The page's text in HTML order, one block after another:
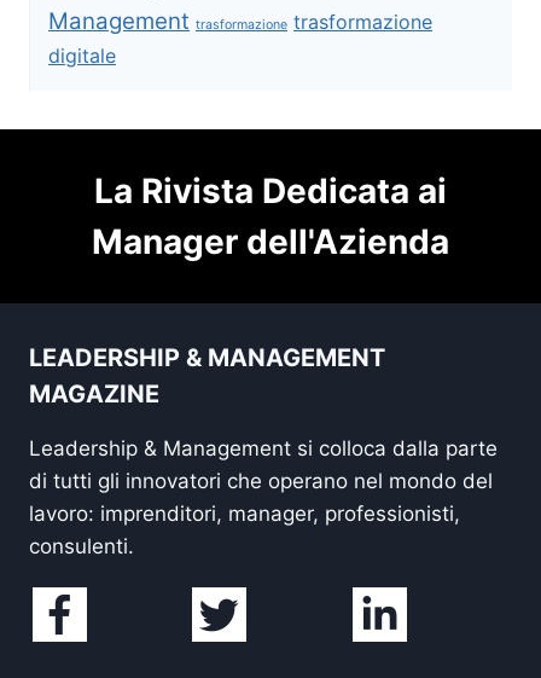
Management trasformazione trasformazione
digitale
La Rivista Dedicata ai
Manager dell'Azienda
LEADERSHIP & MANAGEMENT
MAGAZINE
Leadership & Management si colloca dalla parte
di tutti gli innovatori che operano nel mondo del
lavoro: imprenditori, manager, professionisti,
consulenti.